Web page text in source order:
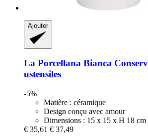
Ajouter
La Porcellana Bianca
ustensiles
-5%
Matière : céramique
Design conçu avec amour
Dimensions : 15 x 15 x H 18 cm
€ 35,61 € 37,49